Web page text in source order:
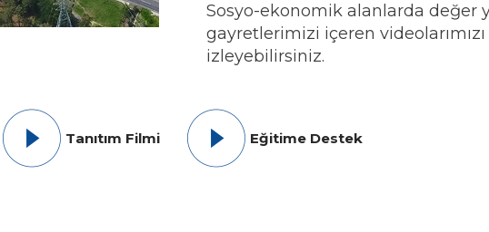
Sosyo-ekonomik alanlarda değer
gayretlerimizi içeren videolarımızı
izleyebilirsiniz.
Tanıtım Filmi Eğitime Destek